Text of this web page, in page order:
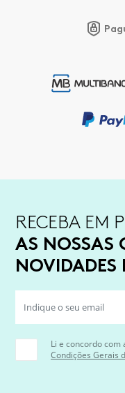
RECEBA EM
AS NOSSAS
NOVIDADES
Li e concordo com
Condições Gerais